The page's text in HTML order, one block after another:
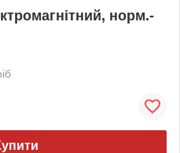
норм.-